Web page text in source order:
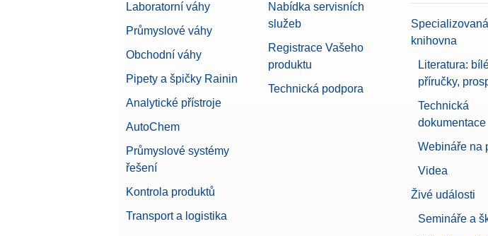
Laboratorní váhy
Průmyslové váhy
Obchodní váhy
Pipety a špičky Rainin
Analytické přístroje
AutoChem
Průmyslové systémy
řešení
Kontrola produktů
Transport a logistika
Nabídka servisních
služeb
Registrace Vašeho
produktu
Technická podpora
Specializovaná
knihovna
Literatura:
příručky,
Technická
dokumentace
Webináře na
Videa
Živé události
Semináře a